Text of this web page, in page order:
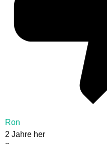
Ron
2 Jahre her